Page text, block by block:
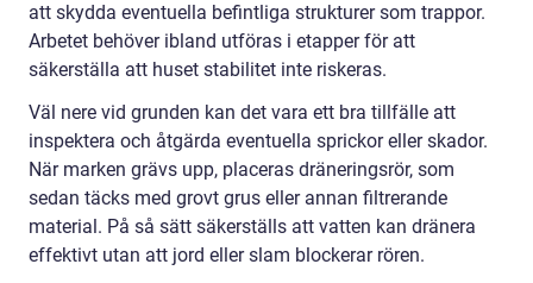
att skydda eventuella befintliga strukturer som trappor.
Arbetet behöver ibland utföras i etapper för att
säkerställa att huset stabilitet inte riskeras.
Väl nere vid grunden kan det vara ett bra tillfälle att
inspektera och åtgärda eventuella sprickor eller skador.
När marken grävs upp, placeras dräneringsrör, som
sedan täcks med grovt grus eller annan filtrerande
material. På så sätt säkerställs att vatten kan dränera
effektivt utan att jord eller slam blockerar rören.